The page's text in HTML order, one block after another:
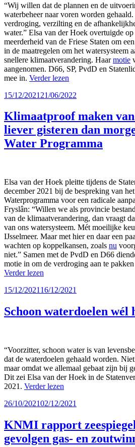
“Wij willen dat de plannen en de
waterbeheer naar voren worden
verdroging, verzilting en de
water.” Elsa van der Hoek overtuigde
meerderheid van de Friese Staten om
in de maatregelen om het watersysteem
snellere klimaatverandering. Haarmotie
aangenomen. D66, SP, PvdD en
mee in. Verder lezen
Geplaatst
15/12/2021 21/06/2022
Klimaatproof maken
liever gisteren dan
Water Programma
Elsa van der Hoek pleitte tijdens de
december 2021 bij de bespreking van
Waterprogramma voor een radicale
Fryslân: “Willen we als provincie
van de klimaatverandering, dan vraagt
van ons watersysteem. Mét moeilijke
IJsselmeer. Maar met hier en daar een
wachten op koppelkansen, zoals nu
niet.” Samen met de PvdD en D66
motie in om de verdroging aan te
Verder lezen
Geplaatst
15/12/2021 16/12/2021
Schoon waterdoelen wél
“Voorzitter, schoon water is van
dat de waterdoelen gehaald worden.
maar omdat we allemaal gebaat zijn bij
Dit zei Elsa van der Hoek in de
2021. Verder lezen
Geplaatst
26/10/202102/12/2021
KNMI rapport
gevolgen gas- en